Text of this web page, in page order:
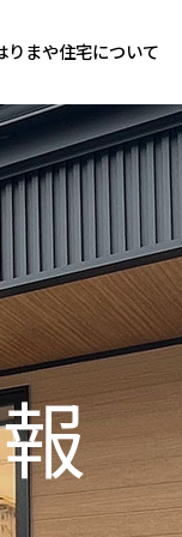
りまや住宅について